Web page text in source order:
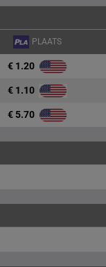
PLAATS
€ 1.20
€ 1.10
€ 5.70